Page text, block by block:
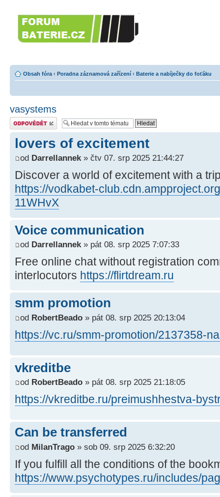
Obsah fóra ‹ Poradna záznamová zařízení ‹ Baterie a nabíječky do foťáku
vasystems
Odeslat odpověď
lovers of excitement
od Darrellannek » čtv 07. srp 2025 21:44:27
Discover a world of excitement with a
https://vodkabet-
11WHvX
Voice communication
od Darrellannek» pát 08. srp 2025 7:07:33
Free online chat without registration
interlocutors https://flirtdream.ru
smm promotion
od RobertBeado » pát 08. srp 2025 20:13:04
https://vc.ru/smm-promotion/2137358-
vkreditbe
od RobertBeado » pát 08. srp 2025 21:18:05
https://vkreditbe.ru/preimushhestva-
Can be transferred
od MilanTrago » sob 09. srp 2025 6:32:20
If you fulfill all the conditions of the
https://www.psychotypes.ru/includes/